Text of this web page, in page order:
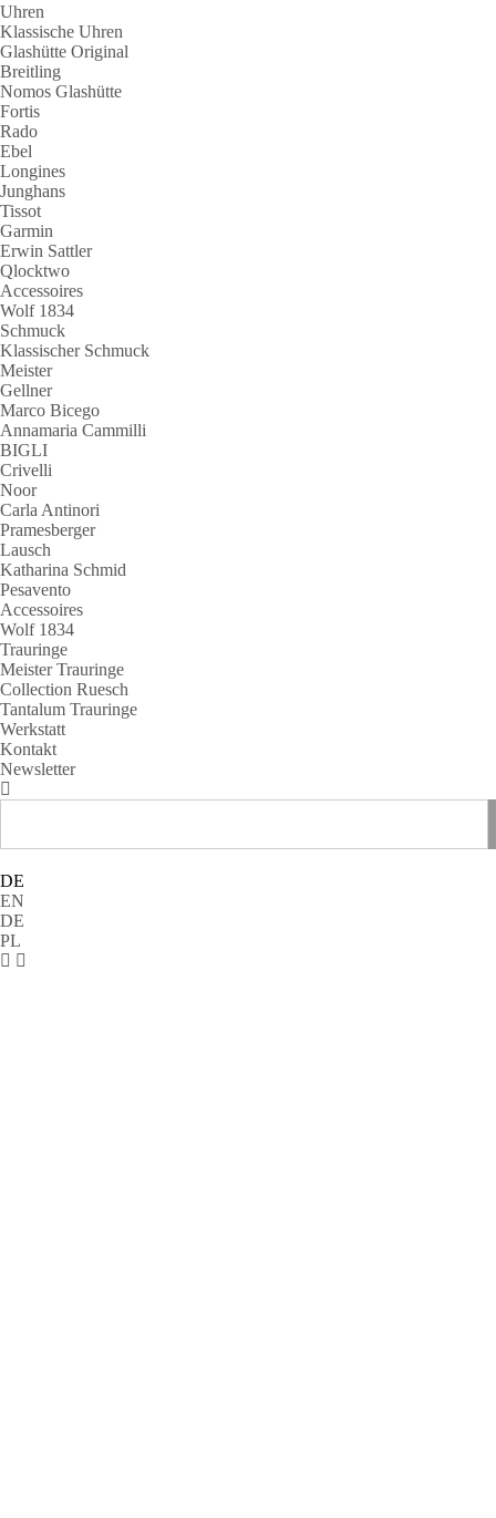
Uhren
Klassische Uhren
Glashütte Original
Breitling
Nomos Glashütte
Fortis
Rado
Ebel
Longines
Junghans
Tissot
Garmin
Erwin Sattler
Qlocktwo
Accessoires
Wolf 1834
Schmuck
Klassischer Schmuck
Meister
Gellner
Marco Bicego
Annamaria Cammilli
BIGLI
Crivelli
Noor
Carla Antinori
Pramesberger
Lausch
Katharina Schmid
Pesavento
Accessoires
Wolf 1834
Trauringe
Meister Trauringe
Collection Ruesch
Tantalum Trauringe
Werkstatt
Kontakt
Newsletter
DE
EN
DE
PL